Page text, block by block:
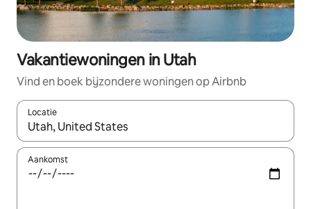
Vakantiewoningen in Utah
Vind en boek bijzondere woningen op Airbnb
Locatie
Wanneer er resultaten beschikbaar zijn, maak je een keuze
Aankomst